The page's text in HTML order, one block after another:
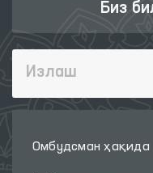
Биз
Омбудсман ҳақида